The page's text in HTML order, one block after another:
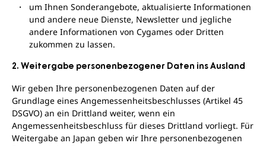
um Ihnen Sonderangebote, aktualisierte Informationen
und andere neue Dienste, Newsletter und jegliche
andere Informationen von Cygames oder Dritten
zukommen zu lassen.
2. Weitergabe personenbezogener Daten ins Ausland
Wir geben Ihre personenbezogenen Daten auf der
Grundlage eines Angemessenheitsbeschlusses (Artikel 45
DSGVO) an ein Drittland weiter, wenn ein
Angemessenheitsbeschluss für dieses Drittland vorliegt. Für
Weitergabe an Japan geben wir Ihre personenbezogenen